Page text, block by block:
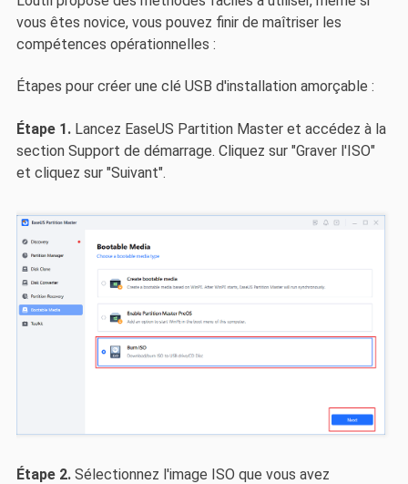
vous êtes novice, vous pouvez finir de maîtriser les
compétences opérationnelles :
Étapes pour créer une clé USB d'installation amorçable :
Étape 1.Lancez EaseUS Partition Master et accédez à la
section Support de démarrage. Cliquez sur "Graver l'ISO"
et cliquez sur "Suivant".
Étape 2.Sélectionnez l'image ISO que vous avez